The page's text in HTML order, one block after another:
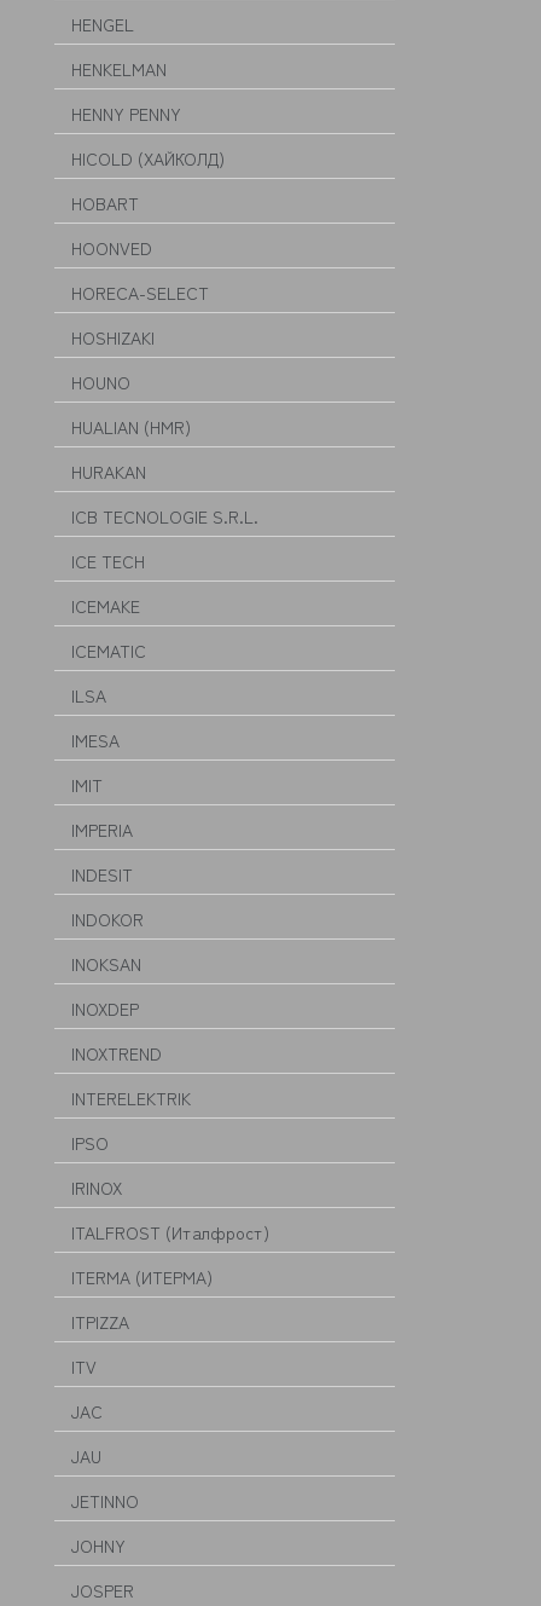
HENGEL
HENKELMAN
HENNY PENNY
HICOLD (ХАЙКОЛД)
HOBART
HOONVED
HORECA-SELECT
HOSHIZAKI
HOUNO
HUALIAN (HMR)
HURAKAN
ICB TECNOLOGIE S.R.L.
ICE TECH
ICEMAKE
ICEMATIC
ILSA
IMESA
IMIT
IMPERIA
INDESIT
INDOKOR
INOKSAN
INOXDEP
INOXTREND
INTERELEKTRIK
IPSO
IRINOX
ITALFROST (Италфрост)
ITERMA (ИТЕРМА)
ITPIZZA
ITV
JAC
JAU
JETINNO
JOHNY
JOSPER